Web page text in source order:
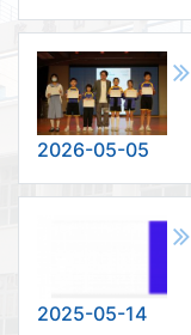
2026-05-05
2025-05-14